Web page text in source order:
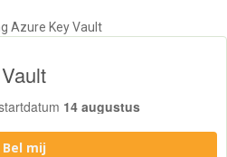
Azure Key Vault
14 augustus
Bel mij